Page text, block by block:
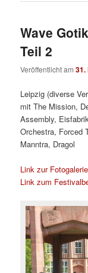
Wave
Teil 2
Veröffentlicht am31.
Leipzig (diverse
mit The Mission,
Assembly,
Orchestra, Forced
Manntra, Dragol
Link zur
Link zum